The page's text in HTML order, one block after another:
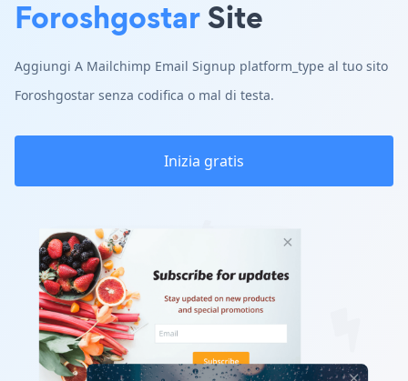
ForoshgostarSite
Aggiungi A Mailchimp Email Signup platform_type al tuo sito
Foroshgostar senza codifica o mal di testa.
Inizia gratis